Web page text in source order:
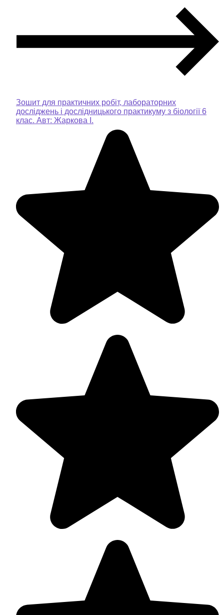
Зошит для практичних робіт, лабораторних
досліджень і дослідницького практикуму з біології 6
клас. Авт: Жаркова І.